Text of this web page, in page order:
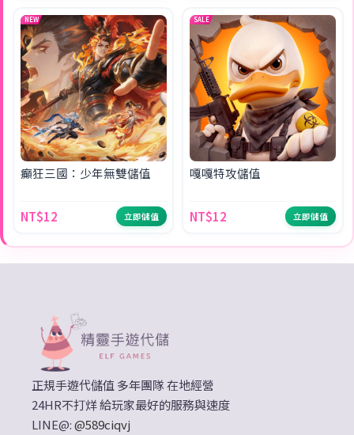
NEW
癲狂三國：少年無雙儲值
NT$12 立即儲值
SALE
嘎嘎特攻儲值
NT$12 立即儲值
正規手遊代儲值 多年團隊 在地經營
24HR不打烊 給玩家最好的服務與速度
LINE@:@589ciqvj